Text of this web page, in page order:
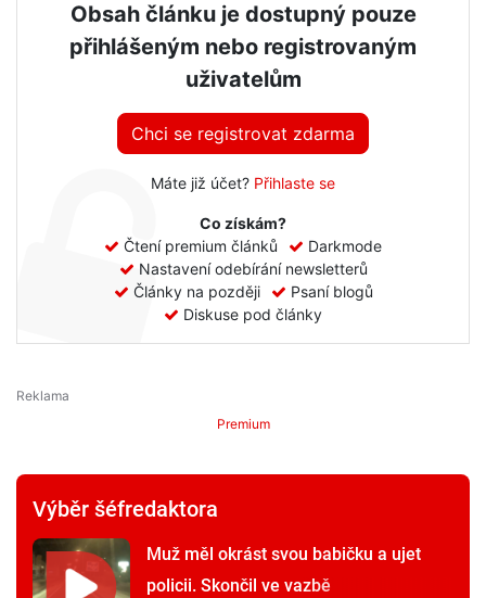
Obsah článku je dostupný pouze
přihlášeným nebo registrovaným
uživatelům
Chci se registrovat zdarma
Máte již účet? Přihlaste se
Co získám?
Čtení premium článků
Darkmode
Nastavení odebírání newsletterů
Články na později
Psaní blogů
Diskuse pod články
Premium
Výběr šéfredaktora
Muž měl okrást svou babičku a ujet
policii. Skončil ve vazbě